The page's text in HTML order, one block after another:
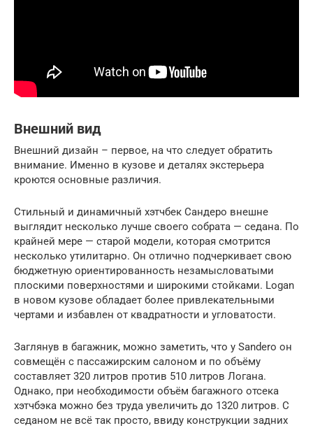
Внешний вид
Внешний дизайн – первое, на что следует обратить
внимание. Именно в кузове и деталях экстерьера
кроются основные различия.
Стильный и динамичный хэтчбек Сандеро внешне
выглядит несколько лучше своего собрата — седана. По
крайней мере — старой модели, которая смотрится
несколько утилитарно. Он отлично подчеркивает свою
бюджетную ориентированность незамысловатыми
плоскими поверхностями и широкими стойками. Logan
в новом кузове обладает более привлекательными
чертами и избавлен от квадратности и угловатости.
Заглянув в багажник, можно заметить, что у Sandero он
совмещён с пассажирским салоном и по объёму
составляет 320 литров против 510 литров Логана.
Однако, при необходимости объём багажного отсека
хэтчбэка можно без труда увеличить до 1320 литров. С
седаном не всё так просто, ввиду конструкции задних